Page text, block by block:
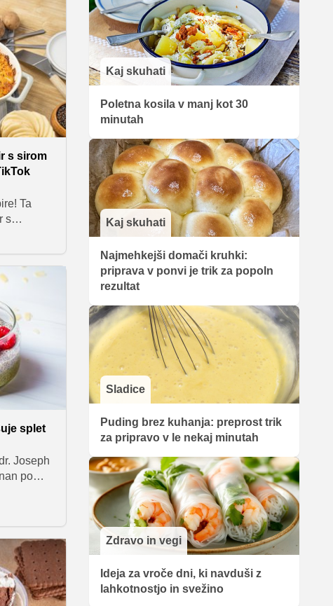
in
kot
bolj
s sirom
Ta
s
za
splet
Joseph
po
Kaj skuhati
Poletna kosila v manj kot 30
minutah
Kaj skuhati
Najmehkejši domači kruhki:
priprava v ponvi je trik za popoln
rezultat
Sladice
Puding brez kuhanja: preprost trik
za pripravo v le nekaj minutah
Zdravo in vegi
Ideja za vroče dni, ki navduši z
lahkotnostjo in svežino